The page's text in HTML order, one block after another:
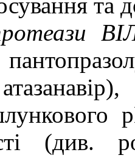
(див.